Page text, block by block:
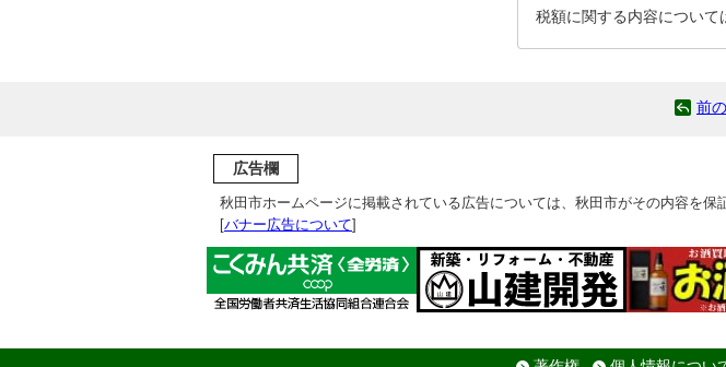
税額に関する内容について
前
広告欄
秋田市ホームページに掲載されている広告については、秋田市がその内容を保
[バナー広告について]